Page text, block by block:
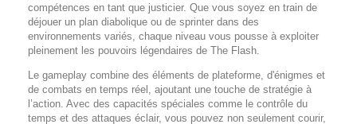
compétences en tant que justicier. Que vous soyez en train de
déjouer un plan diabolique ou de sprinter dans des
environnements variés, chaque niveau vous pousse à exploiter
pleinement les pouvoirs légendaires de The Flash.
Le gameplay combine des éléments de plateforme, d'énigmes et
de combats en temps réel, ajoutant une touche de stratégie à
l’action. Avec des capacités spéciales comme le contrôle du
temps et des attaques éclair, vous pouvez non seulement courir,